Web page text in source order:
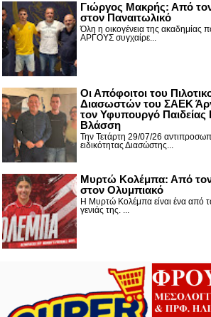
Γιώργος Μακρής: Από
στον Παναιτωλικό
Όλη η οικογένεια της ακαδημίας
ΑΡΓΟΥΣ συγχαίρε...
Οι Απόφοιτοι του
Διασωστών του ΣΑΕΚ
τον Υφυπουργό Παιδείας
Βλάσση
Την Τετάρτη 29/07/26
ειδικότητας Διασώστης...
Μυρτώ Κολέμπα: Από
στον Ολυμπιακό
Η Μυρτώ Κολέμπα είναι ένα από
γενιάς της. ...